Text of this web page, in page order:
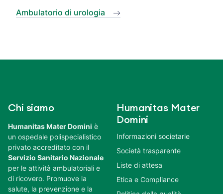
Ambulatorio di urologia
Chi siamo
Humanitas Mater Domini è
un ospedale polispecialistico
privato accreditato con il
Servizio Sanitario Nazionale
per le attività ambulatoriali e
di ricovero. Promuove la
salute, la prevenzione e la
Humanitas Mater
Domini
Informazioni societarie
Società trasparente
Liste di attesa
Etica e Compliance